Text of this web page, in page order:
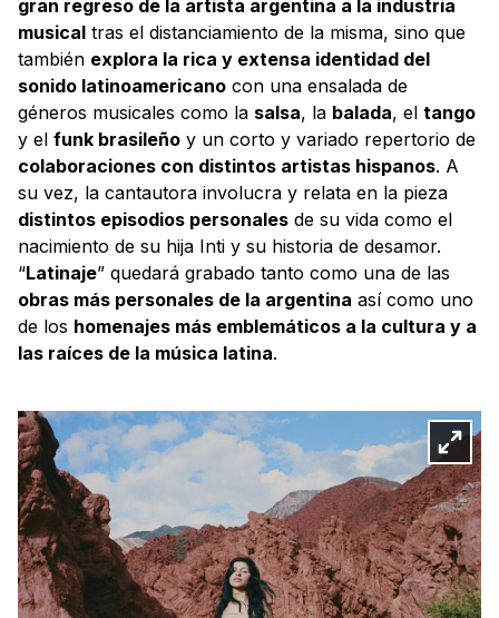
gran regreso de la artista argentina a la industria
musical tras el distanciamiento de la misma, sino que
también explora la rica y extensa identidad del
sonido latinoamericano con una ensalada de
géneros musicales como la salsa, la balada, el tango
y el funk brasileño y un corto y variado repertorio de
colaboraciones con distintos artistas hispanos. A
su vez, la cantautora involucra y relata en la pieza
distintos episodios personales de su vida como el
nacimiento de su hija Inti y su historia de desamor.
“Latinaje” quedará grabado tanto como una de las
obras más personales de la argentina así como uno
de los homenajes más emblemáticos a la cultura y a
las raíces de la música latina.